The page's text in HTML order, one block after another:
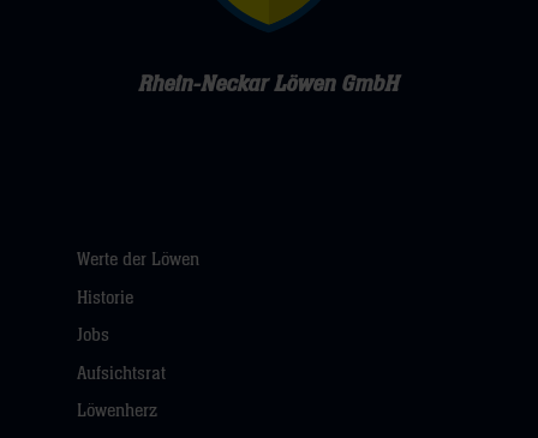
Rhein-Neckar Löwen GmbH
Werte der Löwen
Historie
Jobs
Aufsichtsrat
Löwenherz